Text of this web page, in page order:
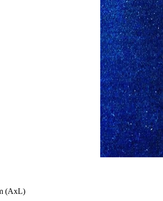
(AxL)